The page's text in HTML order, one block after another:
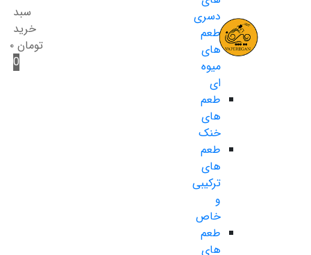
دسری
طعم
های
میوه
ای
طعم
های
خنک
طعم
های
ترکیبی
و
خاص
طعم
های
سبد
خرید
تومان ۰
0